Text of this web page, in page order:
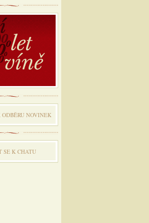
NOVINEK
SE K CHATU